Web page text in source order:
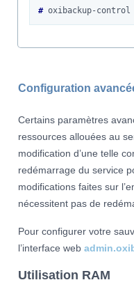
# oxibackup-control
Configuration
Certains paramètres
ressources allouées au
modification d’une telle
redémarrage du service
modifications faites sur
nécessitent pas de
Pour configurer votre
l’interface web
Utilisation RAM